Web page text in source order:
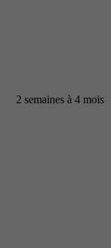
2 semaines à 4 mois